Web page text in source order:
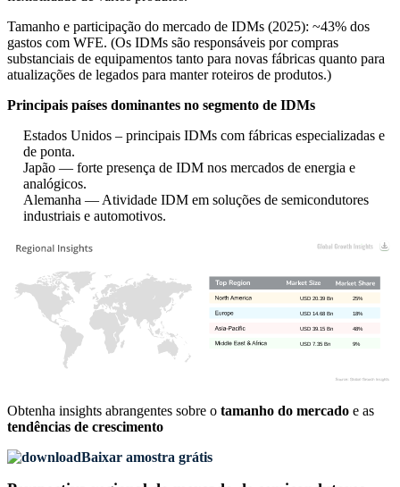
Tamanho e participação do mercado de IDMs (2025): ~43% dos
gastos com WFE. (Os IDMs são responsáveis ​​por compras
substanciais de equipamentos tanto para novas fábricas quanto para
atualizações de legados para manter roteiros de produtos.)
Principais países dominantes no segmento de IDMs
Estados Unidos – principais IDMs com fábricas especializadas e
de ponta.
Japão — forte presença de IDM nos mercados de energia e
analógicos.
Alemanha — Atividade IDM em soluções de semicondutores
industriais e automotivos.
9%
USD 7.35 Bn
48%
USD 39.15 Bn
18%
USD 14.68 Bn
25%
USD 20.39 Bn
Obtenha insights abrangentes sobre o tamanho do mercado e as
tendências de crescimento
Baixar amostra grátis